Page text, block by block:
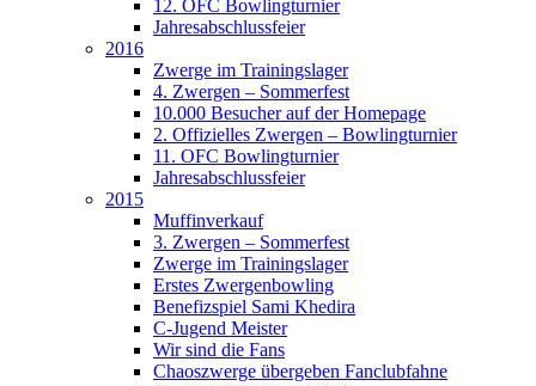
12. OFC Bowlingturnier
Jahresabschlussfeier
2016
Zwerge im Trainingslager
4. Zwergen – Sommerfest
10.000 Besucher auf der Homepage
2. Offizielles Zwergen – Bowlingturnier
11. OFC Bowlingturnier
Jahresabschlussfeier
2015
Muffinverkauf
3. Zwergen – Sommerfest
Zwerge im Trainingslager
Erstes Zwergenbowling
Benefizspiel Sami Khedira
C-Jugend Meister
Wir sind die Fans
Chaoszwerge übergeben Fanclubfahne